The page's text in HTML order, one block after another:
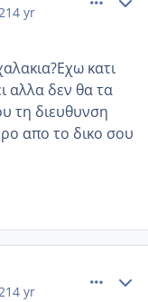
14 yr
κατι
αλλα δεν θα τα
τη διευθυνση
απο το δικο σου
14 yr